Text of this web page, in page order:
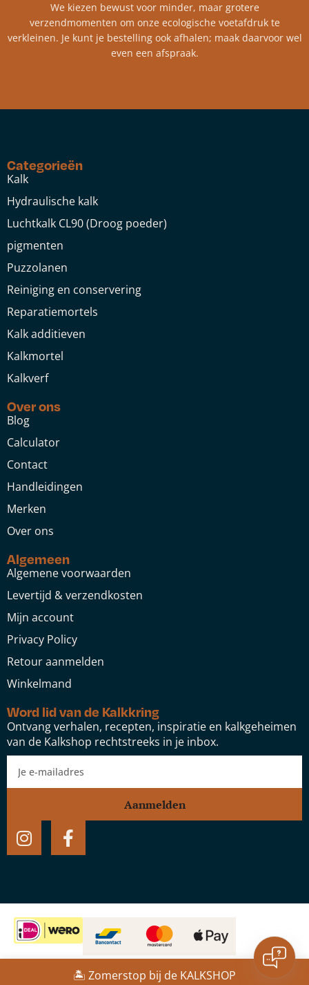
We kiezen bewust voor minder, maar grotere
verzendmomenten om onze ecologische voetafdruk te
verkleinen. Je kunt je bestelling ook afhalen; maak daarvoor wel
even een afspraak.
Categorieën
Kalk
Hydraulische kalk
Luchtkalk CL90 (Droog poeder)
pigmenten
Puzzolanen
Reiniging en conservering
Reparatiemortels
Kalk additieven
Kalkmortel
Kalkverf
Over ons
Blog
Calculator
Contact
Handleidingen
Merken
Over ons
Algemeen
Algemene voorwaarden
Levertijd & verzendkosten
Mijn account
Privacy Policy
Retour aanmelden
Winkelmand
Word lid van de Kalkkring
Ontvang verhalen, recepten, inspiratie en kalkgeheimen
van de Kalkshop rechtstreeks in je inbox.
Aanmelden
Website door:Studio Speel
🏝️ Zomerstop bij de KALKSHOP